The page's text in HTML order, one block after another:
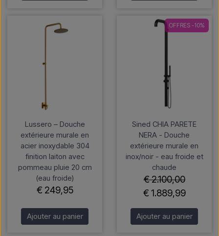
Lussero – Douche
extérieure murale en
acier inoxydable 304
finition laiton avec
pommeau pluie 20 cm
(eau froide)
€ 249,95
Ajouter au panier
OFFRES -10%
Sined CHIA PARETE
NERA - Douche
extérieure murale en
inox/noir - eau froide et
chaude
€ 2.100,00
€ 1.889,99
Ajouter au panier